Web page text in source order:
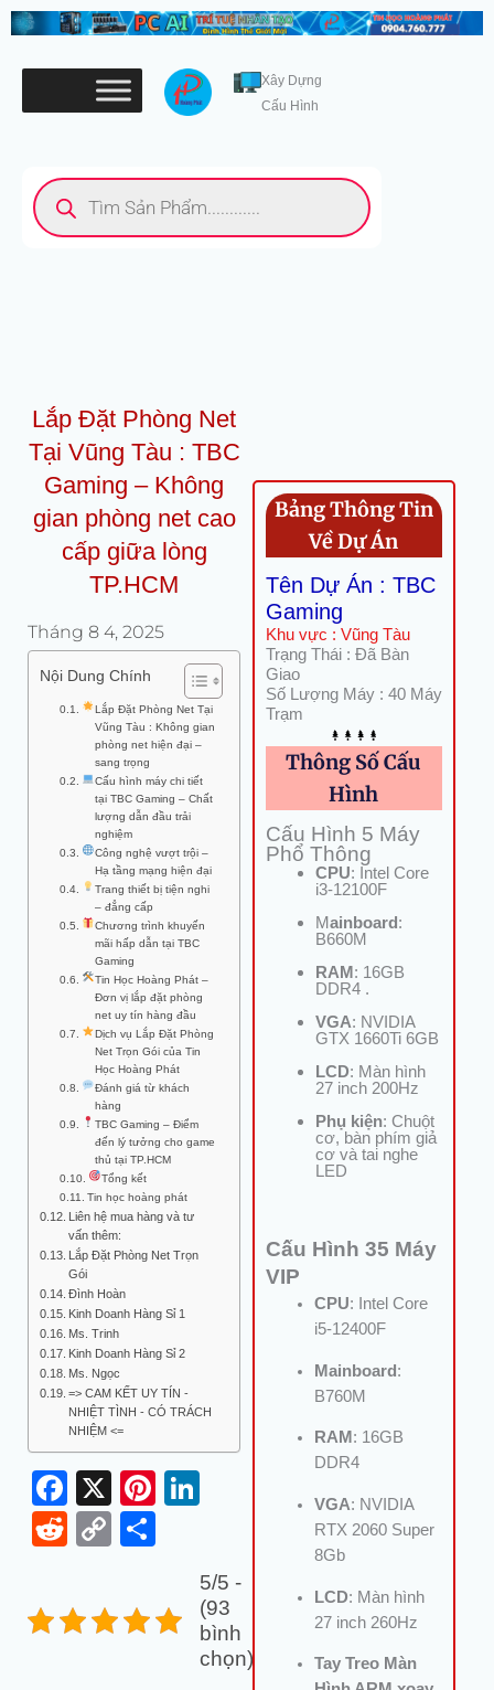
Nhảy
tới
Xây Dựng
Cấu Hình
Tìm
kiếm
sản
phẩm
Lắp Đặt Phòng Net
Tại Vũng Tàu : TBC
Gaming – Không
gian phòng net cao
cấp giữa lòng
TP.HCM
Tháng 8 4, 2025
Nội Dung Chính
Lắp Đặt Phòng Net Tại
Vũng Tàu : Không gian
phòng net hiện đại –
sang trọng
Cấu hình máy chi tiết
tại TBC Gaming – Chất
lượng dẫn đầu trải
nghiệm
Công nghệ vượt trội –
Hạ tầng mạng hiện đại
Trang thiết bị tiện nghi
– đẳng cấp
Chương trình khuyến
mãi hấp dẫn tại TBC
Gaming
Tin Học Hoàng Phát –
Đơn vị lắp đặt phòng
net uy tín hàng đầu
Dịch vụ Lắp Đặt Phòng
Net Trọn Gói của Tin
Học Hoàng Phát
Đánh giá từ khách
hàng
TBC Gaming – Điểm
đến lý tưởng cho game
thủ tại TP.HCM
Tổng kết
Tin học hoàng phát
Liên hệ mua hàng và tư
vấn thêm:
Lắp Đặt Phòng Net Trọn
Gói
Đình Hoàn
Kinh Doanh Hàng Sỉ 1
Ms. Trinh
Kinh Doanh Hàng Sỉ 2
Ms. Ngọc
=> CAM KẾT UY TÍN -
NHIỆT TÌNH - CÓ TRÁCH
NHIỆM <=
Facebook
X Pinterest
LinkedIn
RedditCopy
5/5 -
(93
bình
chọn)
Bảng Thông Tin
Về Dự Án
Tên Dự Án : TBC
Gaming
Khu vực : Vũng Tàu
Trạng Thái : Đã Bàn
Giao
Số Lượng Máy : 40 Máy
Trạm
Thông Số Cấu
Hình
Cấu Hình 5 Máy
Phổ Thông
CPU: Intel Core
i3-12100F
Mainboard:
B660M
RAM: 16GB
DDR4 .
VGA: NVIDIA
GTX 1660Ti 6GB
LCD: Màn hình
27 inch 200Hz
Phụ kiện: Chuột
cơ, bàn phím giả
cơ và tai nghe
LED
Cấu Hình 35 Máy
VIP
CPU: Intel Core
i5-12400F
Mainboard :
B760M
RAM : 16GB
DDR4
VGA: NVIDIA
RTX 2060 Super
8Gb
LCD: Màn hình
27 inch 260Hz
Tay Treo Màn